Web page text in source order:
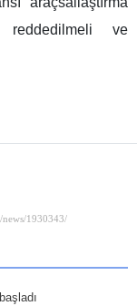
reddedilmeli ve